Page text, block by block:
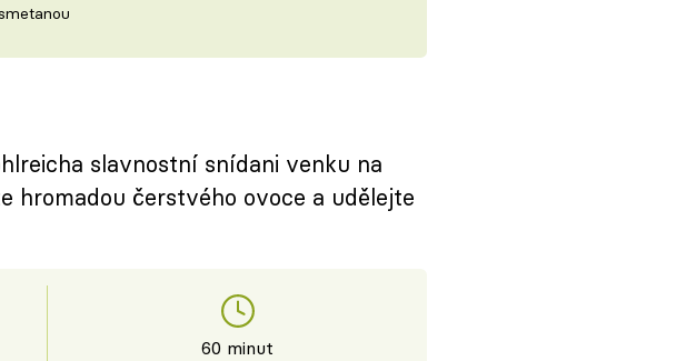
slavnostní snídani venku na
hromadou čerstvého ovoce a udělejte
60 minut